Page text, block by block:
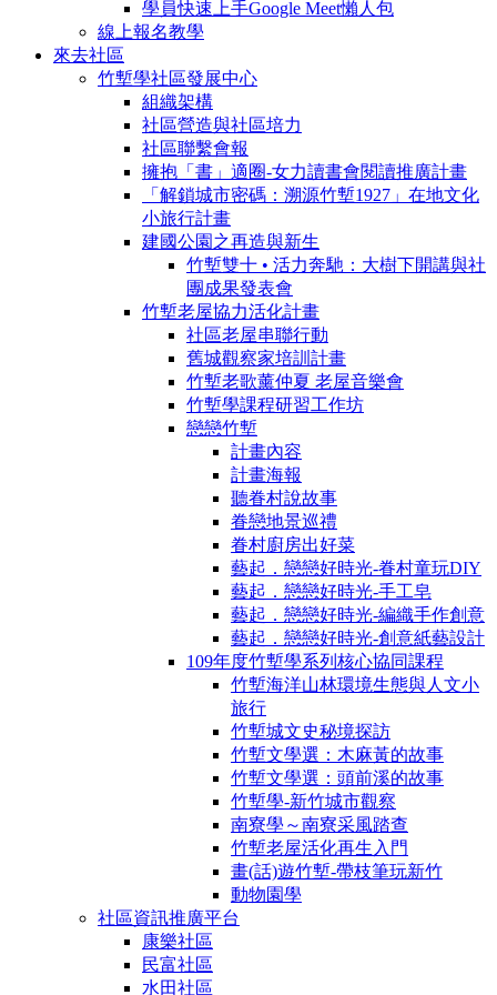
學員快速上手Google Meet懶人包
線上報名教學
來去社區
竹塹學社區發展中心
組織架構
社區營造與社區培力
社區聯繫會報
擁抱「書」適圈-女力讀書會閱讀推廣計畫
「解鎖城市密碼：溯源竹塹1927」在地文化
小旅行計畫
建國公園之再造與新生
竹塹雙十 • 活力奔馳： 大樹下開講與社
團成果發表會
竹塹老屋協力活化計畫
社區老屋串聯行動
舊城觀察家培訓計畫
竹塹老歌薰仲夏 老屋音樂會
竹塹學課程研習工作坊
戀戀竹塹
計畫內容
計畫海報
聽眷村說故事
眷戀地景巡禮
眷村廚房出好菜
藝起．戀戀好時光-眷村童玩DIY
藝起．戀戀好時光-手工皂
藝起．戀戀好時光-編織手作創意
藝起．戀戀好時光-創意紙藝設計
109年度竹塹學系列核心協同課程
竹塹海洋山林環境生態與人文小
旅行
竹塹城文史秘境探訪
竹塹文學選：木麻黃的故事
竹塹文學選：頭前溪的故事
竹塹學-新竹城市觀察
南寮學～南寮采風踏查
竹塹老屋活化再生入門
畫(話)遊竹塹-帶枝筆玩新竹
動物園學
社區資訊推廣平台
康樂社區
民富社區
水田社區